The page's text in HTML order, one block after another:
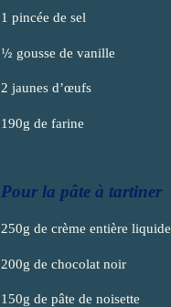
1 pincée de sel
½ gousse de vanille
2 jaunes d’œufs
190g de farine
Pour la pâte à tartiner
250g de crème entière liquide
200g de chocolat noir
150g de pâte de noisette